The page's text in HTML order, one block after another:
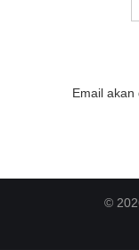
Email akan
©